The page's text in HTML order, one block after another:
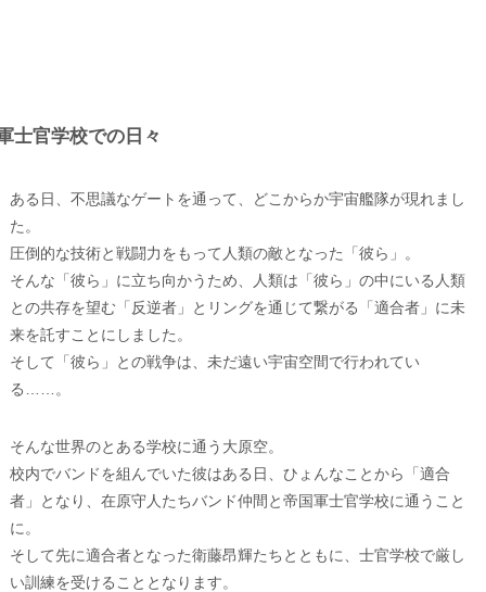
士官学校での日々
ある日、不思議なゲートを通って、どこからか宇宙艦隊が現れまし
た。
圧倒的な技術と戦闘力をもって人類の敵となった「彼ら」。
そんな「彼ら」に立ち向かうため、人類は「彼ら」の中にいる人類
との共存を望む「反逆者」とリングを通じて繋がる「適合者」に未
来を託すことにしました。
そして「彼ら」との戦争は、未だ遠い宇宙空間で行われてい
る……。
そんな世界のとある学校に通う大原空。
校内でバンドを組んでいた彼はある日、ひょんなことから「適合
者」となり、在原守人たちバンド仲間と帝国軍士官学校に通うこと
に。
そして先に適合者となった衛藤昂輝たちとともに、士官学校で厳し
い訓練を受けることとなります。